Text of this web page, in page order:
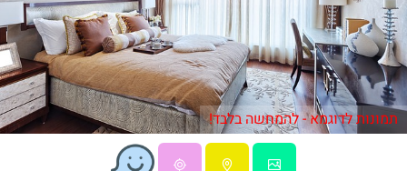
תמונות לדוגמא - להמחשה בלבד!